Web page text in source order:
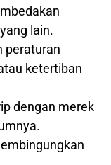
lain.
peraturan
ketertiban
dengan merek